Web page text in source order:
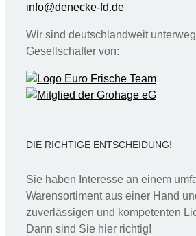
info@denecke-fd.de
Wir sind deutschlandweit
Gesellschafter von:
DIE RICHTIGE ENTSCHEIDUNG!
Sie haben Interesse an einem
Warensortiment aus einer Hand
zuverlässigen und kompetenten
Dann sind Sie hier richtig!